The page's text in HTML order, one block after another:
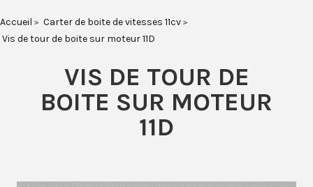
Accueil
Carter de boite de vitesses 11cv
Vis de tour de boite sur moteur 11D
VIS DE TOUR DE
BOITE SUR MOTEUR
11D